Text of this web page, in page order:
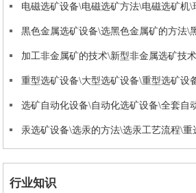
电磁选矿设备\电磁选矿方法\电磁选矿机
汞选矿设备\选汞的方法\选汞工艺流程\重
行业知识